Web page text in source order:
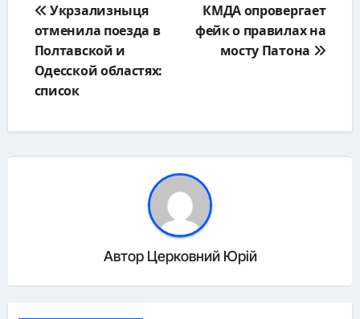
по
записям
Укрзализныця
отменила поезда в
Полтавской и
Одесской областях:
список
КМДА опровергает
фейк о правилах на
мосту Патона
Автор Церковний Юрій